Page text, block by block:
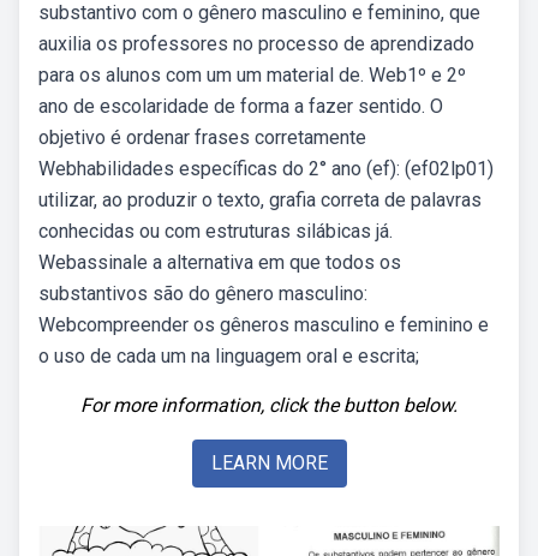
substantivo com o gênero masculino e feminino, que
auxilia os professores no processo de aprendizado
para os alunos com um um material de. Web1º e 2º
ano de escolaridade de forma a fazer sentido. O
objetivo é ordenar frases corretamente
Webhabilidades específicas do 2° ano (ef): (ef02lp01)
utilizar, ao produzir o texto, grafia correta de palavras
conhecidas ou com estruturas silábicas já.
Webassinale a alternativa em que todos os
substantivos são do gênero masculino:
Webcompreender os gêneros masculino e feminino e
o uso de cada um na linguagem oral e escrita;
For more information, click the button below.
LEARN MORE